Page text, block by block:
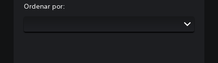
Ordenar por: